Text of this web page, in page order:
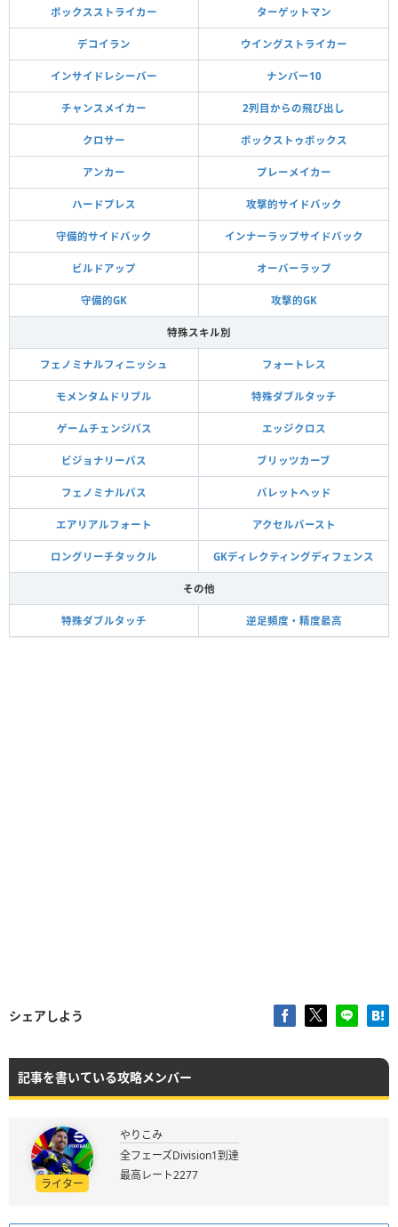
ボックスストライカー ターゲットマン
デコイラン ウイングストライカー
インサイドレシーバー ナンバー10
チャンスメイカー 2列目からの飛び出し
クロサー ボックストゥボックス
アンカー プレーメイカー
ハードプレス 攻撃的サイドバック
守備的サイドバック インナーラップサイドバック
ビルドアップ オーバーラップ
守備的GK 攻撃的GK
特殊スキル別
フェノミナルフィニッシュ フォートレス
モメンタムドリブル 特殊ダブルタッチ
ゲームチェンジパス エッジクロス
ビジョナリーパス ブリッツカーブ
フェノミナルパス バレットヘッド
エアリアルフォート アクセルバースト
ロングリーチタックル GKディレクティングディフェンス
その他
特殊ダブルタッチ 逆足頻度・精度最高
シェアしよう
記事を書いている攻略メンバー
ライター
やりこみ
全フェーズDivision1到達
最高レート2277